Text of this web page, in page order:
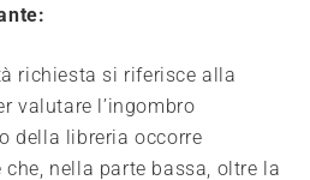
richiesta si riferisce alla
valutare l’ingombro
della libreria occorre
che, nella parte bassa, oltre la